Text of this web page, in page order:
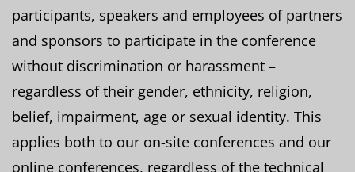
participants, speakers and employees of partners
and sponsors to participate in the conference
without discrimination or harassment –
regardless of their gender, ethnicity, religion,
belief, impairment, age or sexual identity. This
applies both to our on-site conferences and our
online conferences, regardless of the technical